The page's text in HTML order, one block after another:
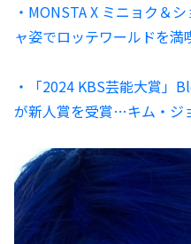
・MONSTA X ミニョク＆
ャ姿でロッテワールドを満
・「2024 KBS芸能大賞」
が新人賞を受賞…キム・ジ